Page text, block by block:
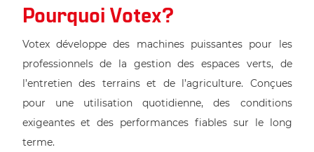
Pourquoi Votex?
Votex développe des machines puissantes pour les
professionnels de la gestion des espaces verts, de
l’entretien des terrains et de l’agriculture. Conçues
pour une utilisation quotidienne, des conditions
exigeantes et des performances fiables sur le long
terme.